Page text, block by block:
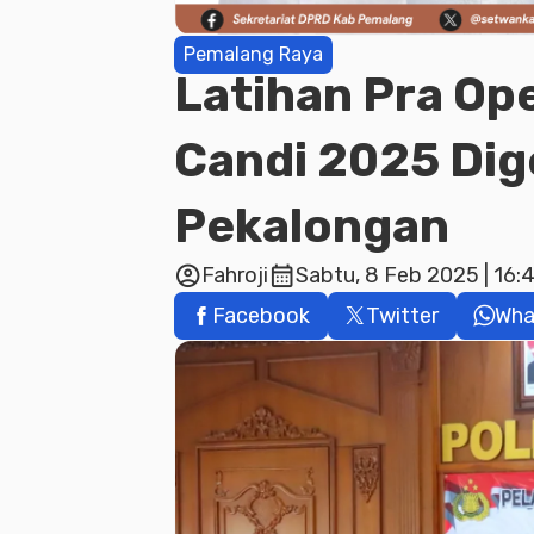
Pemalang Raya
Latihan Pra
Candi 2025
Pekalongan
account_circleFahrojicalendar_monthSabtu, 8 Feb 2025 |
Facebook
Twitter